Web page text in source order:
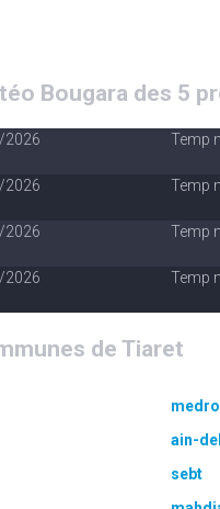
Bougara des 5
2026 Temp
2026 Temp
2026 Temp
2026 Temp
de Tiaret
ain-
sebt